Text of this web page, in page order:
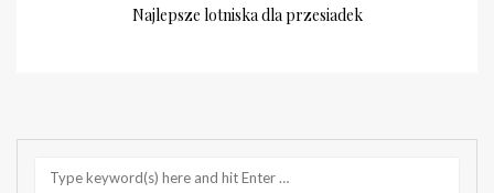
Najlepsze lotniska dla przesiadek